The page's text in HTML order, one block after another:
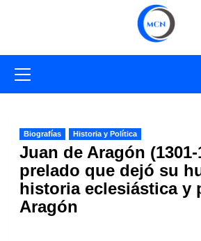
primario
Biografías Historia y Política
Juan de Aragón (1301-
prelado que dejó su
historia eclesiástica y
Aragón